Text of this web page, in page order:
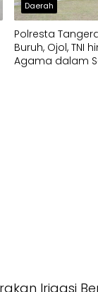
Daerah
Polresta
Buruh, Ojol, TNI
Agama dalam
Irigasi